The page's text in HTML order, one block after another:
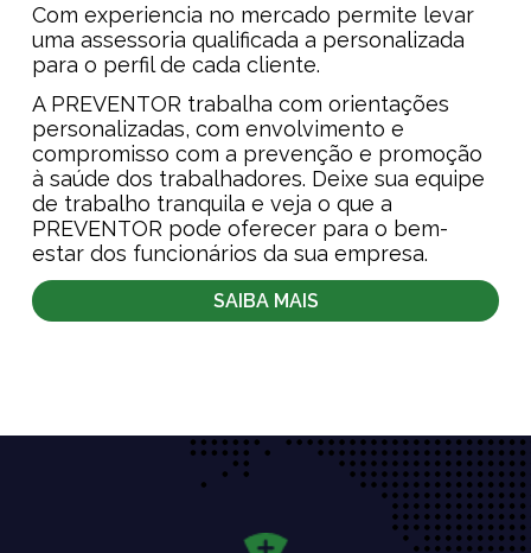
Com experiencia no mercado permite levar
uma assessoria qualificada a personalizada
para o perfil de cada cliente.
A PREVENTOR trabalha com orientações
personalizadas, com envolvimento e
compromisso com a prevenção e promoção
à saúde dos trabalhadores. Deixe sua equipe
de trabalho tranquila e veja o que a
PREVENTOR pode oferecer para o bem-
estar dos funcionários da sua empresa.
SAIBA MAIS